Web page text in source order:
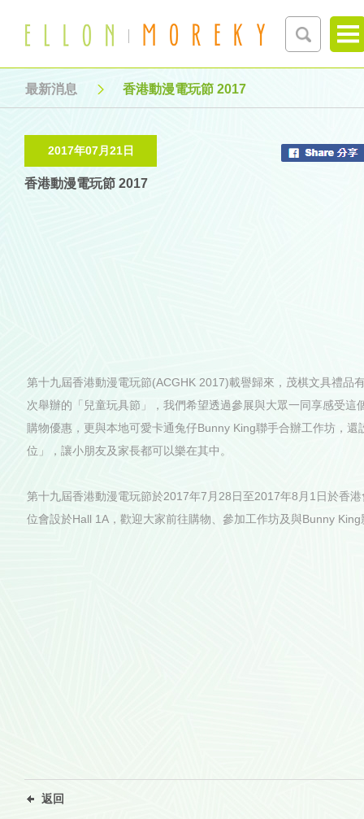
最新消息 香港動漫電玩節 2017
2017年07月21日
香港動漫電玩節 2017
第十九屆香港動漫電玩節(ACGHK 2017)載譽歸來，茂棋文具禮品
次舉辦的「兒童玩具節」，我們希望透過參展與大眾一同享感受這
購物優惠，更與本地可愛卡通兔仔Bunny King聯手合辦工作坊，還
位」，讓小朋友及家長都可以樂在其中。
第十九屆香港動漫電玩節於2017年7月28日至2017年8月1日於香
位會設於Hall 1A，歡迎大家前往購物、參加工作坊及與Bunny King
返回